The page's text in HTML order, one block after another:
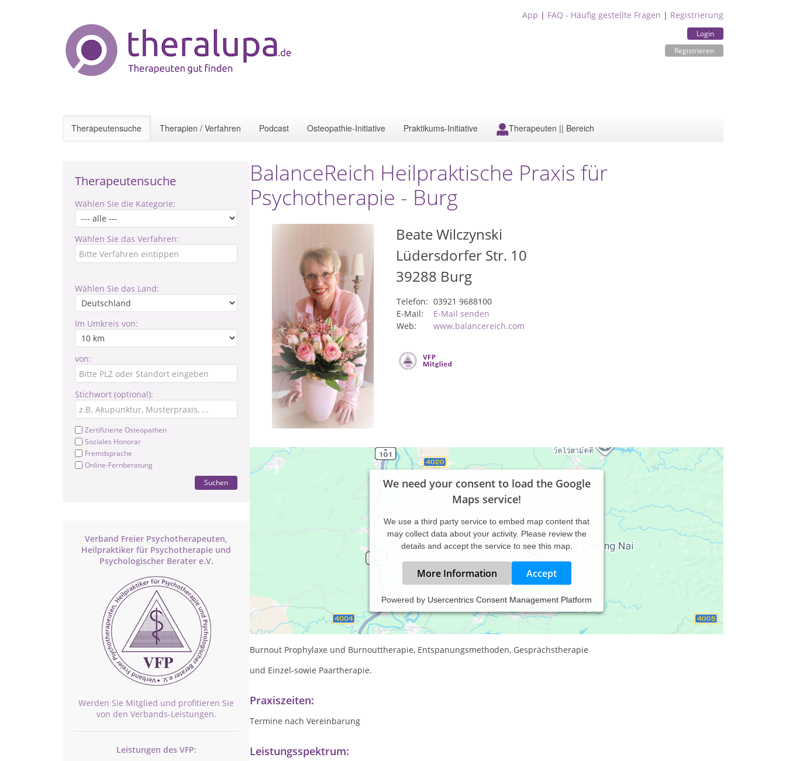
App | FAQ - Häufig gestellte Fragen | Registrierung
Login
Registrieren
Therapeutensuche Therapien / Verfahren Podcast Osteopathie-Initiative Praktikums-Initiative Therapeuten || Bereich
Therapeutensuche
Wählen Sie die Kategorie:
Wählen Sie das Verfahren:
Wählen Sie das Land:
Im Umkreis von:
von:
Stichwort (optional):
Zertifizierte Osteopathen
Soziales Honorar
Fremdsprache
Online-Fernberatung
Suchen
Verband Freier Psychotherapeuten,
Heilpraktiker für Psychotherapie und
Psychologischer Berater e.V.
Werden Sie Mitglied und profitieren Sie
von den Verbands-Leistungen.
Leistungen des VFP:
BalanceReich Heilpraktische Praxis für
Psychotherapie - Burg
Beate Wilczynski
Lüdersdorfer Str. 10
39288 Burg
Telefon: 03921 9688100
E-Mail:
E-Mail senden
Web:
www.balancereich.com
We need your consent to load the Google
Maps service!
We use a third party service to embed map content that
may collect data about your activity. Please review the
details and accept the service to see this map.
More Information Accept
Powered by Usercentrics Consent Management Platform
Die Praxis BalanceReichist eine Privatpraxis bietet ein breites Spektrum.
Dazu gehören Seelsorge und Trauerbegleitung, Kunsttherapie,
Burnout Prophylaxe und Burnouttherapie, Entspanungsmethoden, Gesprächstherapie
und Einzel-sowie Paartherapie.
Praxiszeiten:
Termine nach Vereinbarung
Leistungsspektrum: